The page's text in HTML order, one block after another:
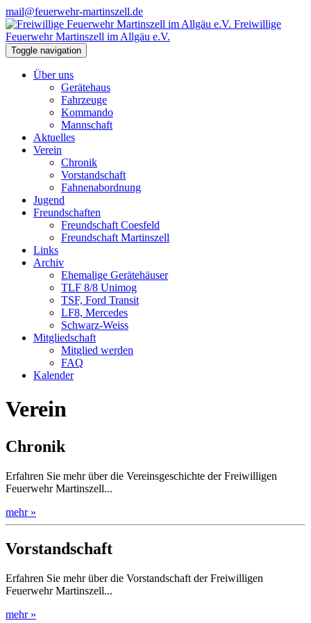
mail@feuerwehr-martinszell.de
Freiwillige
Feuerwehr Martinszell im Allgäu e.V.
Toggle navigation
Über uns
Gerätehaus
Fahrzeuge
Kommando
Mannschaft
Aktuelles
Verein
Chronik
Vorstandschaft
Fahnenabordnung
Jugend
Freundschaften
Freundschaft Coesfeld
Freundschaft Martinszell
Links
Archiv
Ehemalige Gerätehäuser
TLF 8/8 Unimog
TSF, Ford Transit
LF8, Mercedes
Schwarz-Weiss
Mitgliedschaft
Mitglied werden
FAQ
Kalender
Verein
Chronik
Erfahren Sie mehr über die Vereinsgeschichte der Freiwilligen
Feuerwehr Martinszell...
mehr »
Vorstandschaft
Erfahren Sie mehr über die Vorstandschaft der Freiwilligen
Feuerwehr Martinszell...
mehr »